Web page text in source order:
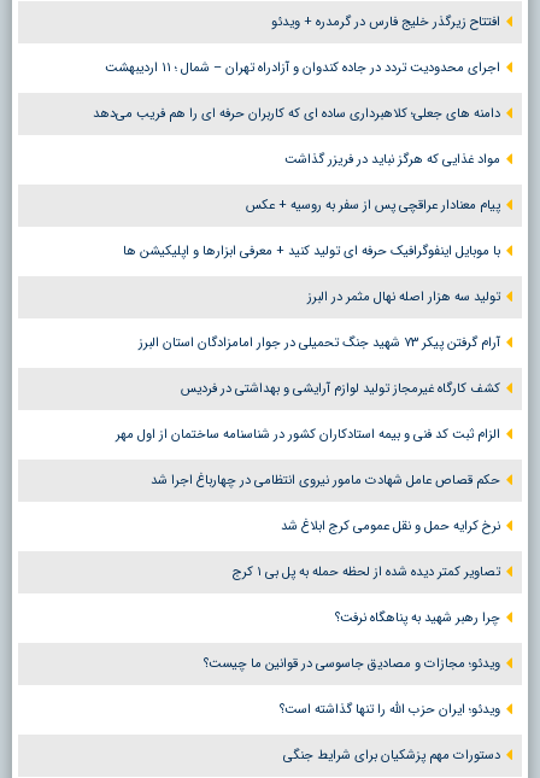
افتتاح زیرگذر خلیج فارس در گرمدره + ویدئو
اجرای محدودیت تردد در جاده کندوان و آزادراه تهران – شمال ؛ ١١ اردیبهشت
دامنه های جعلی؛ کلاهبرداری ساده ای که کاربران حرفه ای را هم فریب می‌دهد
مواد غذایی که هرگز نباید در فریزر گذاشت
پیام معنادار عراقچی پس از سفر به روسیه + عکس
با موبایل اینفوگرافیک حرفه ای تولید کنید + معرفی ابزارها و اپلیکیشن ها
تولید سه هزار اصله نهال مثمر در البرز
آرام گرفتن پیکر ۷۳ شهید جنگ تحمیلی در جوار امامزادگان استان البرز
کشف کارگاه غیرمجاز تولید لوازم آرایشی و بهداشتی در فردیس
الزام ثبت کد فنی و بیمه استادکاران کشور در شناسنامه ساختمان از اول مهر
حکم قصاص عامل شهادت مامور نیروی انتظامی در چهارباغ اجرا شد
نرخ کرایه حمل و نقل عمومی کرج ابلاغ شد
تصاویر کمتر دیده شده از لحظه حمله به پل بی ۱ کرج
چرا رهبر شهید به پناهگاه نرفت؟
ویدئو؛ مجازات و مصادیق جاسوسی در قوانین ما چیست؟
ویدئو؛ ایران حزب الله را تنها گذاشته است؟
دستورات مهم پزشکیان برای شرایط جنگی